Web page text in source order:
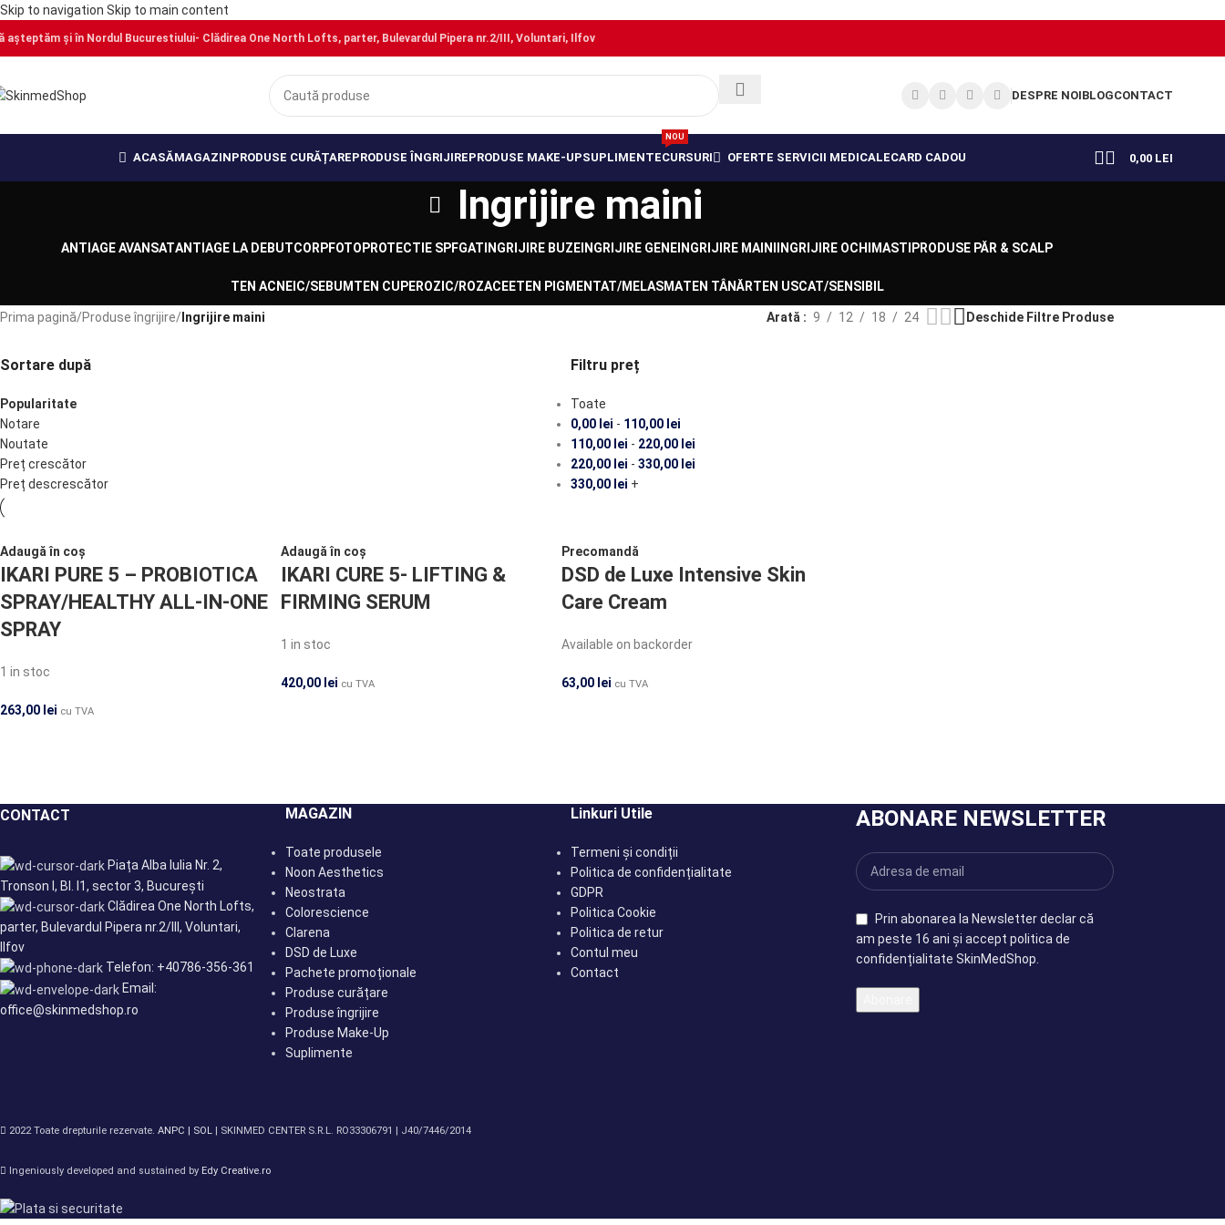
Skip to navigation Skip to main content
așteptăm și în Nordul Bucurestiului- Clădirea One North Lofts, parter, Bulevardul Pipera nr.2/III, Voluntari, Ilfov
DESPRE NOIBLOGCONTACT
ACASĂMAGAZINPRODUSE CURĂȚAREPRODUSE ÎNGRIJIREPRODUSE MAKE-UPSUPLIMENTECURSURI
NOU
OFERTE SERVICII MEDICALECARD CADOU 0,00 LEI
Ingrijire maini
ANTIAGE AVANSATANTIAGE LA DEBUTCORPFOTOPROTECTIE SPFGATINGRIJIRE BUZEINGRIJIRE GENEINGRIJIRE MAINIINGRIJIRE OCHIMASTIPRODUSE PĂR & SCALP
TEN ACNEIC/SEBUMTEN CUPEROZIC/ROZACEETEN PIGMENTAT/MELASMATEN TÂNĂRTEN USCAT/SENSIBIL
Prima pagină/Produse îngrijire/Ingrijire maini Arată 9 12 18 24 Deschide Filtre Produse
Sortare după
Popularitate
Notare
Noutate
Preț crescător
Preț descrescător
Filtru preț
Toate
0,00 lei - 110,00 lei
110,00 lei - 220,00 lei
220,00 lei - 330,00 lei
330,00 lei +
Adaugă în coș
IKARI PURE 5 – PROBIOTICA
SPRAY/HEALTHY ALL-IN-ONE
SPRAY
1 in stoc
263,00 lei cu TVA
Adaugă în coș
IKARI CURE 5- LIFTING &
FIRMING SERUM
1 in stoc
420,00 lei cu TVA
Precomandă
DSD de Luxe Intensive Skin
Care Cream
Available on backorder
63,00 lei cu TVA
CONTACT
Piața Alba Iulia Nr. 2,
Tronson I, Bl. I1, sector 3, București
Clădirea One North Lofts,
parter, Bulevardul Pipera nr.2/III, Voluntari,
Ilfov
Telefon: +40786-356-361
Email:
office@skinmedshop.ro
MAGAZIN
Toate produsele
Noon Aesthetics
Neostrata
Colorescience
Clarena
DSD de Luxe
Pachete promoționale
Produse curățare
Produse îngrijire
Produse Make-Up
Suplimente
Linkuri Utile
Termeni și condiții
Politica de confidențialitate
GDPR
Politica Cookie
Politica de retur
Contul meu
Contact
ABONARE NEWSLETTER
Prin abonarea la Newsletter declar că
am peste 16 ani și accept politica de
confidențialitate SkinMedShop.
2022 Toate drepturile rezervate. ANPC | SOL | SKINMED CENTER S.R.L. RO33306791 | J40/7446/2014
Ingeniously developed and sustained by Edy Creative.ro